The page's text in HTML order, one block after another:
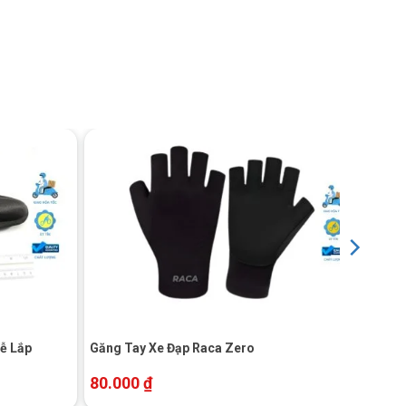
Lắp Găng Tay Xe Đạp Raca Zero
80.000₫